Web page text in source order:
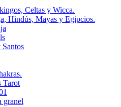
Celtas y Wicca.
Hindús, Mayas y Egipcios.
Santos
Tarot
granel